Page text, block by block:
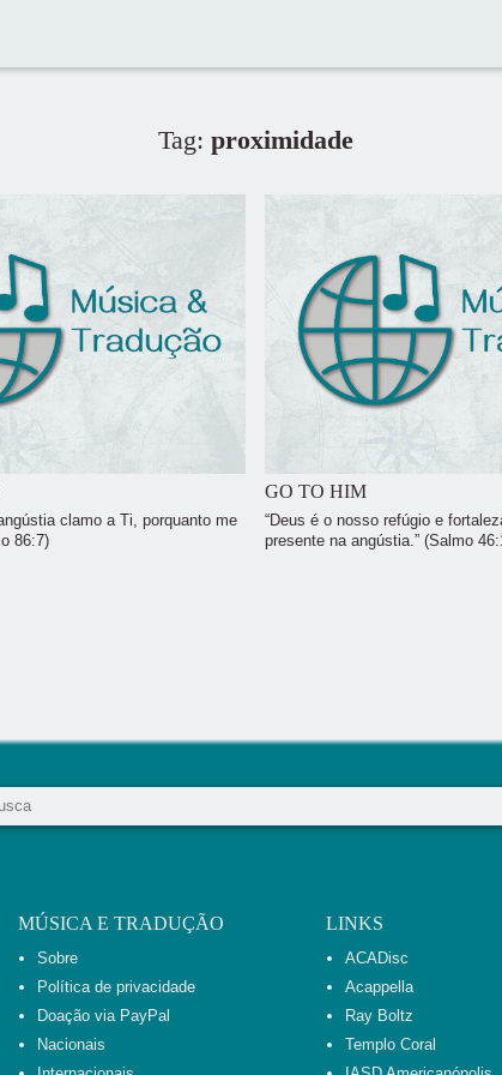
Tag: proximidade
clamo a Ti, porquanto me
86:7)
GO TO HIM
“Deus é o nosso refúgio e
presente na angústia.” (Salmo
MÚSICA E TRADUÇÃO
Sobre
Política de privacidade
Doação via PayPal
Nacionais
LINKS
ACADisc
Acappella
Ray Boltz
Templo Coral